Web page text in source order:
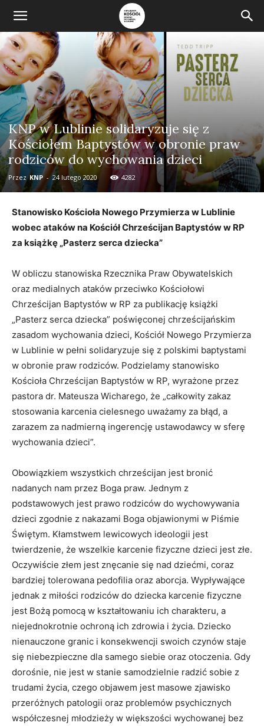
KNP w Lublinie solidaryzuje się z
Kościołem Baptystów w obronie praw
rodziców do wychowania dzieci
Przez KNP - 24 lutego 2020 4282
Stanowisko Kościoła Nowego Przymierza w Lublinie
wobec ataków na Kościół Chrześcijan Baptystów w RP
za książkę „Pasterz serca dziecka”
W obliczu stanowiska Rzecznika Praw Obywatelskich
oraz medialnych ataków przeciwko Kościołowi
Chrześcijan Baptystów w RP za publikację książki
„Pasterz serca dziecka” poświęconej chrześcijańskim
zasadom wychowania dzieci, Kościół Nowego Przymierza
w Lublinie w pełni solidaryzuje się z polskimi baptystami
w obronie praw rodziców. Podzielamy stanowisko
Kościoła Chrześcijan Baptystów w RP, wyrażone przez
pastora dr. Mateusza Wicharego, że „całkowity zakaz
stosowania karcenia cielesnego uważamy za błąd, a
zarazem za nadmierną ingerencję ustawodawcy w sferę
wychowania dzieci”.
Obowiązkiem wszystkich chrześcijan jest bronić
nadanych nam przez Boga praw. Jednym z
podstawowych jest prawo rodziców do wychowywania
dzieci zgodnie z nakazami Boga objawionymi w Piśmie
Świętym. Kłamstwem lewicowych ideologii jest
twierdzenie, że wszelkie karcenie fizyczne dzieci jest złe.
Oczywiście złem jest znęcanie się nad dziećmi, coraz
bardziej tolerowana pedofilia oraz aborcja. Wypływające
jednak z miłości rodziców do dziecka karcenie fizyczne
jest Bożą pomocą w kształtowaniu ich charakteru, a
niejednokrotnie ochroną ich zdrowia i życia. Dziecko
nienauczone granic i konsekwencji swoich czynów staje
się niebezpieczne dla samego siebie oraz otoczenia. Gdy
dorośnie, nie jest w stanie samodzielnie radzić sobie z
trudami życia, czego objawem jest masowe zjawisko
przeróżnych patologii oraz problemów psychicznych
współczesnej młodzieży w większości wychowanej bez